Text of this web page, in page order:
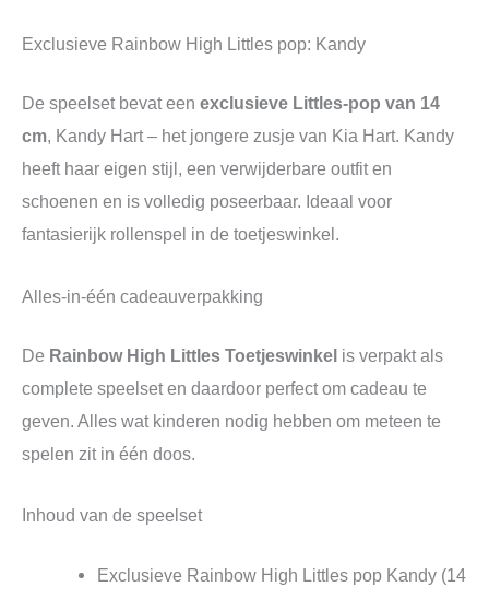
Exclusieve Rainbow High Littles pop: Kandy
De speelset bevat een exclusieve Littles-pop van 14
cm, Kandy Hart – het jongere zusje van Kia Hart. Kandy
heeft haar eigen stijl, een verwijderbare outfit en
schoenen en is volledig poseerbaar. Ideaal voor
fantasierijk rollenspel in de toetjeswinkel.
Alles-in-één cadeauverpakking
De Rainbow High Littles Toetjeswinkel is verpakt als
complete speelset en daardoor perfect om cadeau te
geven. Alles wat kinderen nodig hebben om meteen te
spelen zit in één doos.
Inhoud van de speelset
Exclusieve Rainbow High Littles pop Kandy (14